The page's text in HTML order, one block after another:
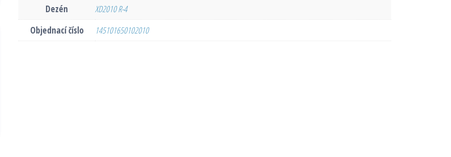
Dezén
XD2010 R-4
Objednací číslo
145101650102010